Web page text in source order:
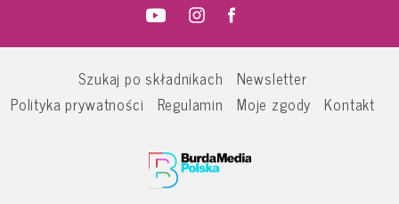
Szukaj po składnikach
Newsletter
Polityka prywatności
Regulamin Moje zgody Kontakt